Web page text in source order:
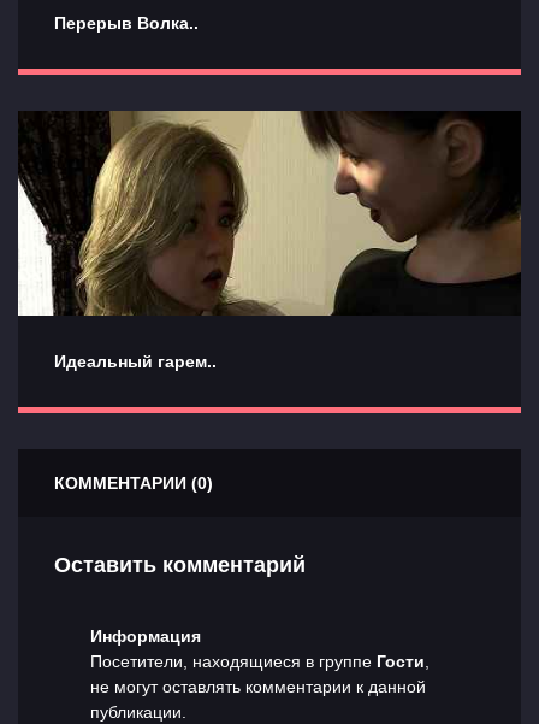
Перерыв Волка..
Идеальный гарем..
КОММЕНТАРИИ (0)
Оставить комментарий
Информация
Посетители, находящиеся в группе Гости,
не могут оставлять комментарии к данной
публикации.